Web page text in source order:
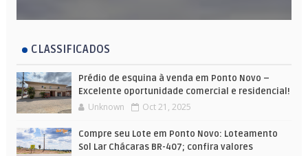
CLASSIFICADOS
Prédio de esquina à venda em Ponto Novo –
Excelente oportunidade comercial e residencial!
Unknown Oct 21, 2025
Compre seu Lote em Ponto Novo: Loteamento
Sol Lar Chácaras BR-407; confira valores